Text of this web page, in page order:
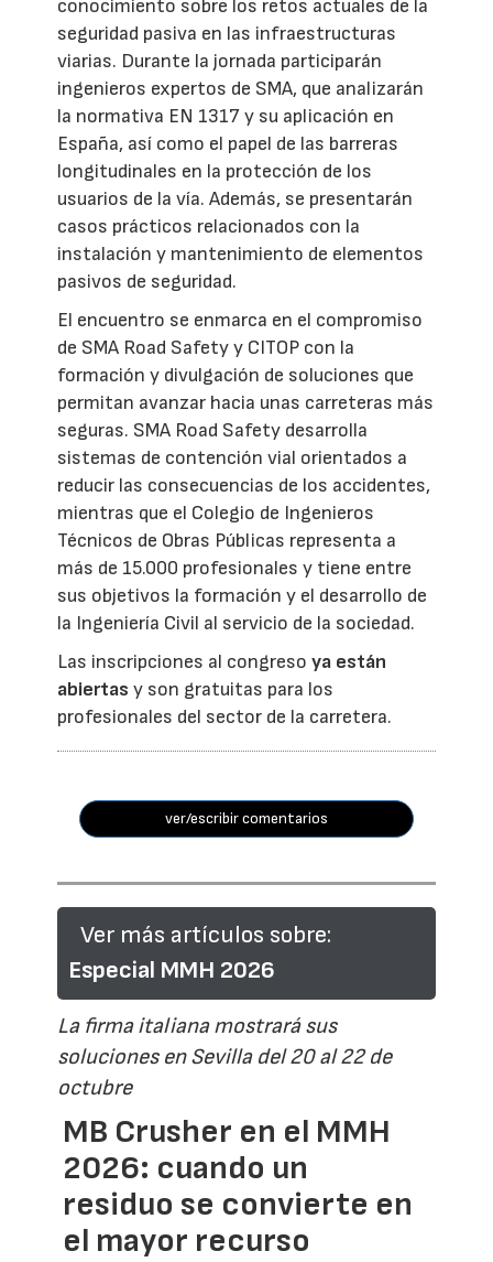
conocimiento sobre los retos actuales de la
seguridad pasiva en las infraestructuras
viarias. Durante la jornada participarán
ingenieros expertos de SMA, que analizarán
la normativa EN 1317 y su aplicación en
España, así como el papel de las barreras
longitudinales en la protección de los
usuarios de la vía. Además, se presentarán
casos prácticos relacionados con la
instalación y mantenimiento de elementos
pasivos de seguridad.
El encuentro se enmarca en el compromiso
de SMA Road Safety y CITOP con la
formación y divulgación de soluciones que
permitan avanzar hacia unas carreteras más
seguras. SMA Road Safety desarrolla
sistemas de contención vial orientados a
reducir las consecuencias de los accidentes,
mientras que el Colegio de Ingenieros
Técnicos de Obras Públicas representa a
más de 15.000 profesionales y tiene entre
sus objetivos la formación y el desarrollo de
la Ingeniería Civil al servicio de la sociedad.
Las inscripciones al congresoya están
abiertas y son gratuitas para los
profesionales del sector de la carretera.
ver/escribir comentarios
Ver más artículos sobre:
Especial MMH 2026
La firma italiana mostrará sus
soluciones en Sevilla del 20 al 22 de
octubre
MB Crusher en el MMH
2026: cuando un
residuo se convierte en
el mayor recurso